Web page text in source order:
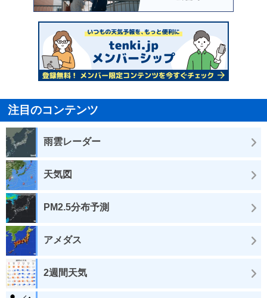
注目のコンテンツ
雨雲レーダー
天気図
PM2.5分布予測
アメダス
2週間天気